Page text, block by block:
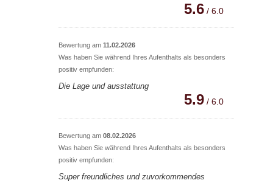
5.6/ 6.0
Bewertung am 11.02.2026
Was haben Sie während Ihres Aufenthalts als besonders
positiv empfunden:
Die Lage und ausstattung
5.9/ 6.0
Bewertung am 08.02.2026
Was haben Sie während Ihres Aufenthalts als besonders
positiv empfunden:
Super freundliches und zuvorkommendes